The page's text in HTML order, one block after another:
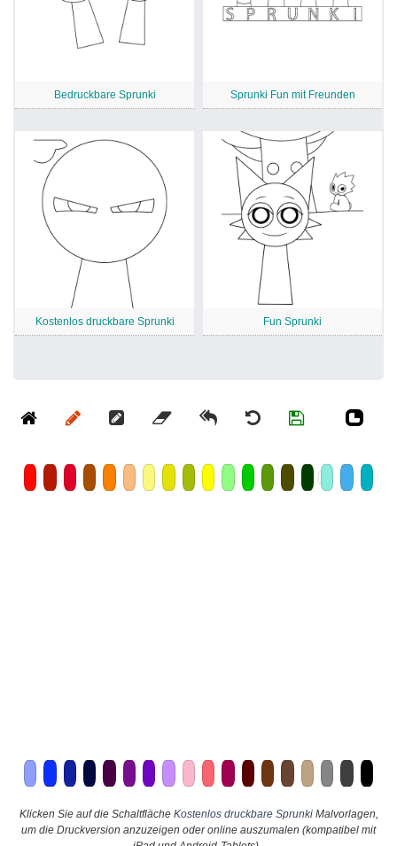
Bedruckbare Sprunki Sprunki Fun mit Freunden
Kostenlos druckbare Sprunki Fun Sprunki
Klicken Sie auf die Schaltfläche Kostenlos druckbare SprunkiMalvorlagen,
um die Druckversion anzuzeigen oder online auszumalen (kompatibel mit